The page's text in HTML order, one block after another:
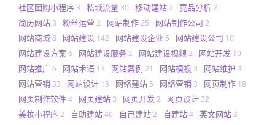
社区团购小程序 3 私域流量 30 移动建站2 竞品分析2
简历网站 3 粉丝运营2 网站制作25 网站制作公司 2
网站商城8 网站建设 142 网站建设企业 5 网站建设公司 10
网站建设方案6 网站建设服务2 网站建设视频2 网站开发 10
网站推广6 网站术语 13 网站案例 21 网站模板 3 网站维护 4
网站营销 33 网站设计 15 网络建站 5 网络营销 3 网页制作 18
网页制作软件4 网页建站 3 网页开发 2 网页设计 32
美妆小程序2 自助建站40 自己建站2 自建站4 英文网站 3